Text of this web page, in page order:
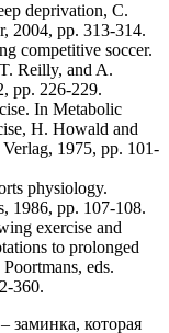
deprivation, C.
2004, pp. 313-314.
competitive soccer.
Reilly, and A.
pp. 226-229.
In Metabolic
H. Howald and
1975, pp. 101-
physiology.
1986, pp. 107-108.
exercise and
to prolonged
eds.
360.
– заминка, которая